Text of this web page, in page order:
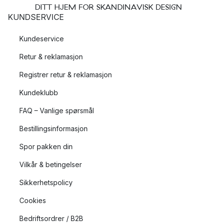
DITT HJEM FOR SKANDINAVISK DESIGN
KUNDSERVICE
Kundeservice
Retur & reklamasjon
Registrer retur & reklamasjon
Kundeklubb
FAQ – Vanlige spørsmål
Bestillingsinformasjon
Spor pakken din
Vilkår & betingelser
Sikkerhetspolicy
Cookies
Bedriftsordrer / B2B